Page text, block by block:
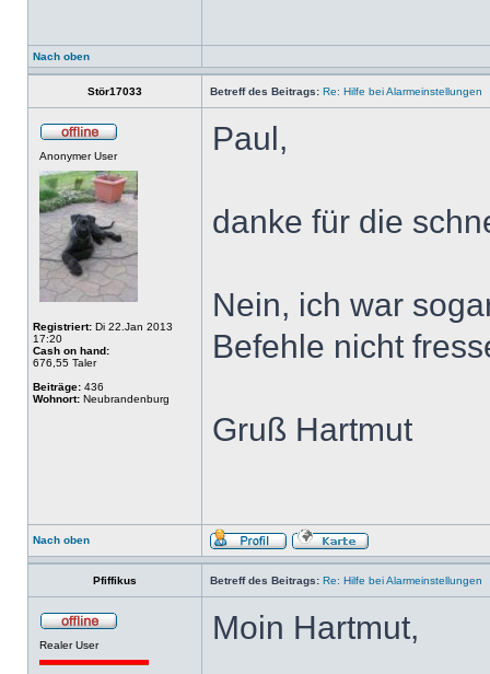
Nach oben
Stör17033 Betreff des Beitrags: Re: Hilfe bei Alarmeinstellungen
Anonymer User
Registriert: Di 22.Jan 2013
17:20
Cash on hand:
676,55 Taler
Beiträge: 436
Wohnort: Neubrandenburg
Paul,
danke für die
Nein, ich war
Befehle nicht
Gruß Hartmut
Nach oben
Pfiffikus Betreff des Beitrags: Re: Hilfe bei Alarmeinstellungen
Realer User Moin Hartmut,